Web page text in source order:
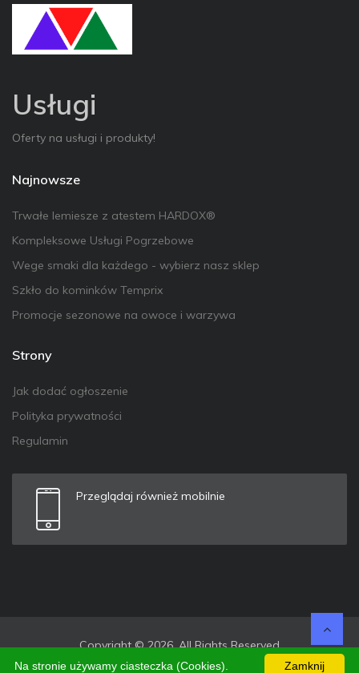
Usługi
Oferty na usługi i produkty!
Najnowsze
Trwałe lemiesze z atestem HARDOX®
Kompleksowe Usługi Pogrzebowe
Wege smaki dla każdego - wybierz nasz sklep
Szkło do kominków Temprix
Promocje sezonowe na owoce i warzywa
Strony
Jak dodać ogłoszenie
Polityka prywatności
Regulamin
Przeglądaj również mobilnie
Copyright © 2026. All Rights Reserved
Zamknij
Na stronie używamy ciasteczka (Cookies).